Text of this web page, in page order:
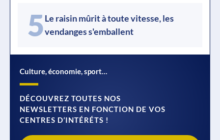
5Le raisin mûrit à toute vitesse, les
vendanges s'emballent
Culture, économie, sport…
DÉCOUVREZ TOUTES NOS
NEWSLETTERS EN FONCTION DE VOS
CENTRES D’INTÉRÉTS !